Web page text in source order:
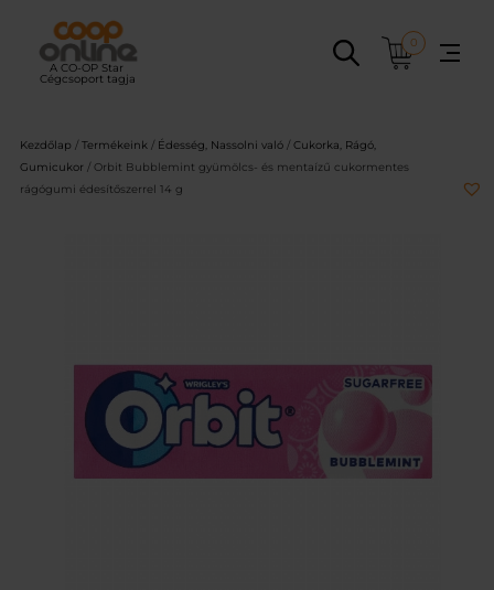
tartalomhoz
0
Kezdőlap / Termékeink / Édesség, Nassolni való / Cukorka, Rágó,
Gumicukor / Orbit Bubblemint gyümölcs- és mentaízű cukormentes
rágógumi édesítőszerrel 14 g